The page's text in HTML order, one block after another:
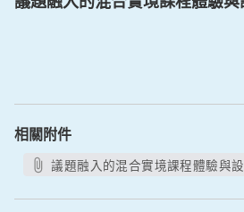
相關附件
議題融入的混合實境課程體驗與